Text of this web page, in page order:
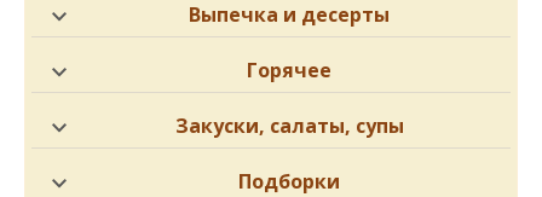
Выпечка и десерты
Горячее
Закуски, салаты, супы
Подборки